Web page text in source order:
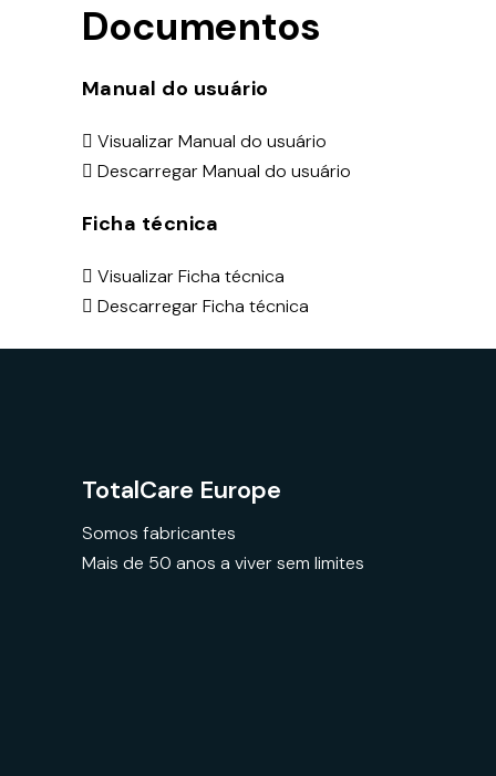
Documentos
Manual do usuário
Visualizar Manual do usuário
Descarregar Manual do usuário
Ficha técnica
Visualizar Ficha técnica
Descarregar Ficha técnica
TotalCare Europe
Somos fabricantes
Mais de 50 anos a viver sem limites